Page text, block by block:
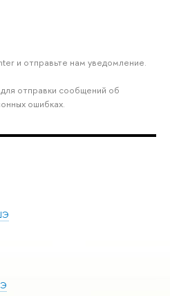
и отправьте нам уведомление.
отправки сообщений об
ошибках.